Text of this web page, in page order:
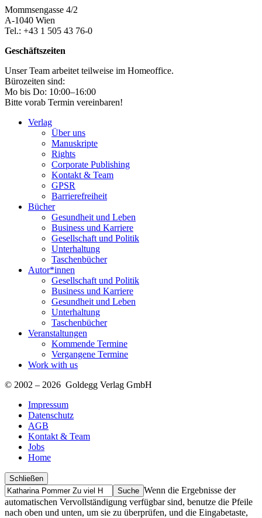
Mommsengasse 4/2
A-1040 Wien
Tel.: +43 1 505 43 76-0
Geschäftszeiten
Unser Team arbeitet teilweise im Homeoffice.
Bürozeiten sind:
Mo bis Do: 10:00–16:00
Bitte vorab Termin vereinbaren!
Verlag
Über uns
Manuskripte
Rights
Corporate Publishing
Kontakt & Team
GPSR
Barrierefreiheit
Bücher
Gesundheit und Leben
Business und Karriere
Gesellschaft und Politik
Unterhaltung
Taschenbücher
Autor*innen
Gesellschaft und Politik
Business und Karriere
Gesundheit und Leben
Unterhaltung
Taschenbücher
Veranstaltungen
Kommende Termine
Vergangene Termine
Work with us
© 2002 – 2026 Goldegg Verlag GmbH
Impressum
Datenschutz
AGB
Kontakt & Team
Jobs
Home
Schließen
Suche
Finde
…
Wenn die Ergebnisse der
automatischen Vervollständigung verfügbar sind, benutze die Pfeile
nach oben und unten, um sie zu überprüfen, und die Eingabetaste,